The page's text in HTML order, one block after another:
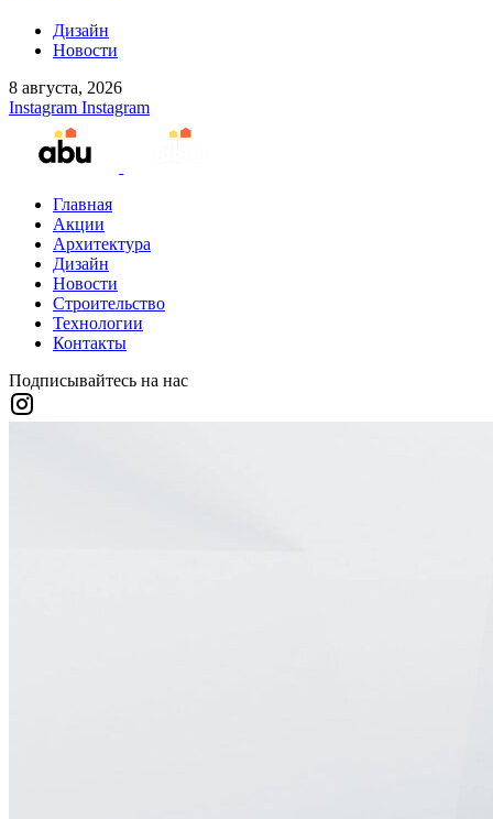
Дизайн
Новости
8 августа, 2026
Instagram Instagram
Главная
Акции
Архитектура
Дизайн
Новости
Строительство
Технологии
Контакты
Подписывайтесь на нас